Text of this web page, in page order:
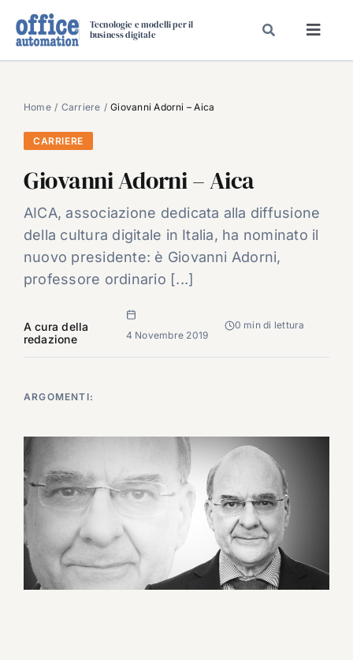
Tecnologie e modelli per il
business digitale
SPECIAL PAPER
TAVOLE ROTONDE DI REDAZIONE
CARRIERE
VIDEO
CHI SIAMO
Home Carriere Giovanni Adorni – Aica
CARRIERE
Giovanni Adorni – Aica
AICA, associazione dedicata alla diffusione
della cultura digitale in Italia, ha nominato il
nuovo presidente: è Giovanni Adorni,
professore ordinario [...]
A cura della
redazione
4 Novembre 2019
0 min di lettura
ARGOMENTI: